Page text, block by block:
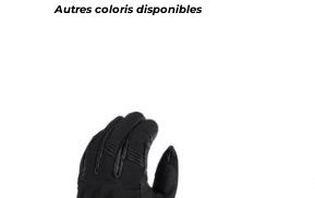
Autres coloris disponibles